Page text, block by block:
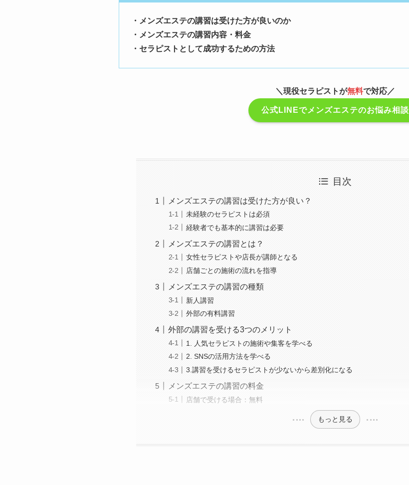
・メンズエステの講習は受けた方が良いのか
・メンズエステの講習内容・料金
・セラピストとして成功するための方法
＼現役セラピストが無料で対応／
公式LINEでメンズエステのお悩み相談
目次
メンズエステの講習は受けた方が良い？
未経験のセラピストは必須
経験者でも基本的に講習は必要
メンズエステの講習とは？
女性セラピストや店長が講師となる
店舗ごとの施術の流れを指導
メンズエステの講習の種類
新人講習
外部の有料講習
外部の講習を受ける3つのメリット
1. 人気セラピストの施術や集客を学べる
2. SNSの活用方法を学べる
3.講習を受けるセラピストが少ないから差別化になる
メンズエステの講習の料金
店舗で受ける場合：無料
もっと見る